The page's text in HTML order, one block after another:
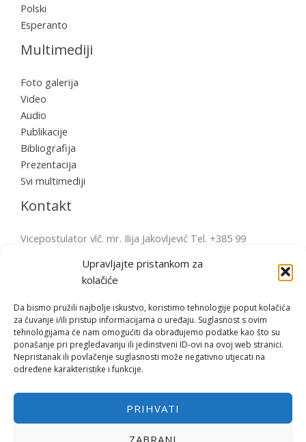
Upravljajte pristankom za
kolačiće
Da bismo pružili najbolje iskustvo, koristimo tehnologije poput kolačića
za čuvanje i/ili pristup informacijama o uređaju. Suglasnost s ovim
tehnologijama će nam omogućiti da obrađujemo podatke kao što su
ponašanje pri pregledavanju ili jedinstveni ID-ovi na ovoj web stranici.
Nepristanak ili povlačenje suglasnosti može negativno utjecati na
određene karakteristike i funkcije.
PRIHVATI
ZABRANI
Polski
Esperanto
Multimediji
Foto galerija
Video
Audio
Publikacije
Bibliografija
Prezentacija
Svi multimediji
Kontakt
Vicepostulator vlč. mr. Ilija Jakovljević Tel. +385 99
Fažana Župni trg 4, 52212 Fažana, Hrvatska
Copyright © | 2026 Bl. Miroslav Bulešić
Polica privatnosti